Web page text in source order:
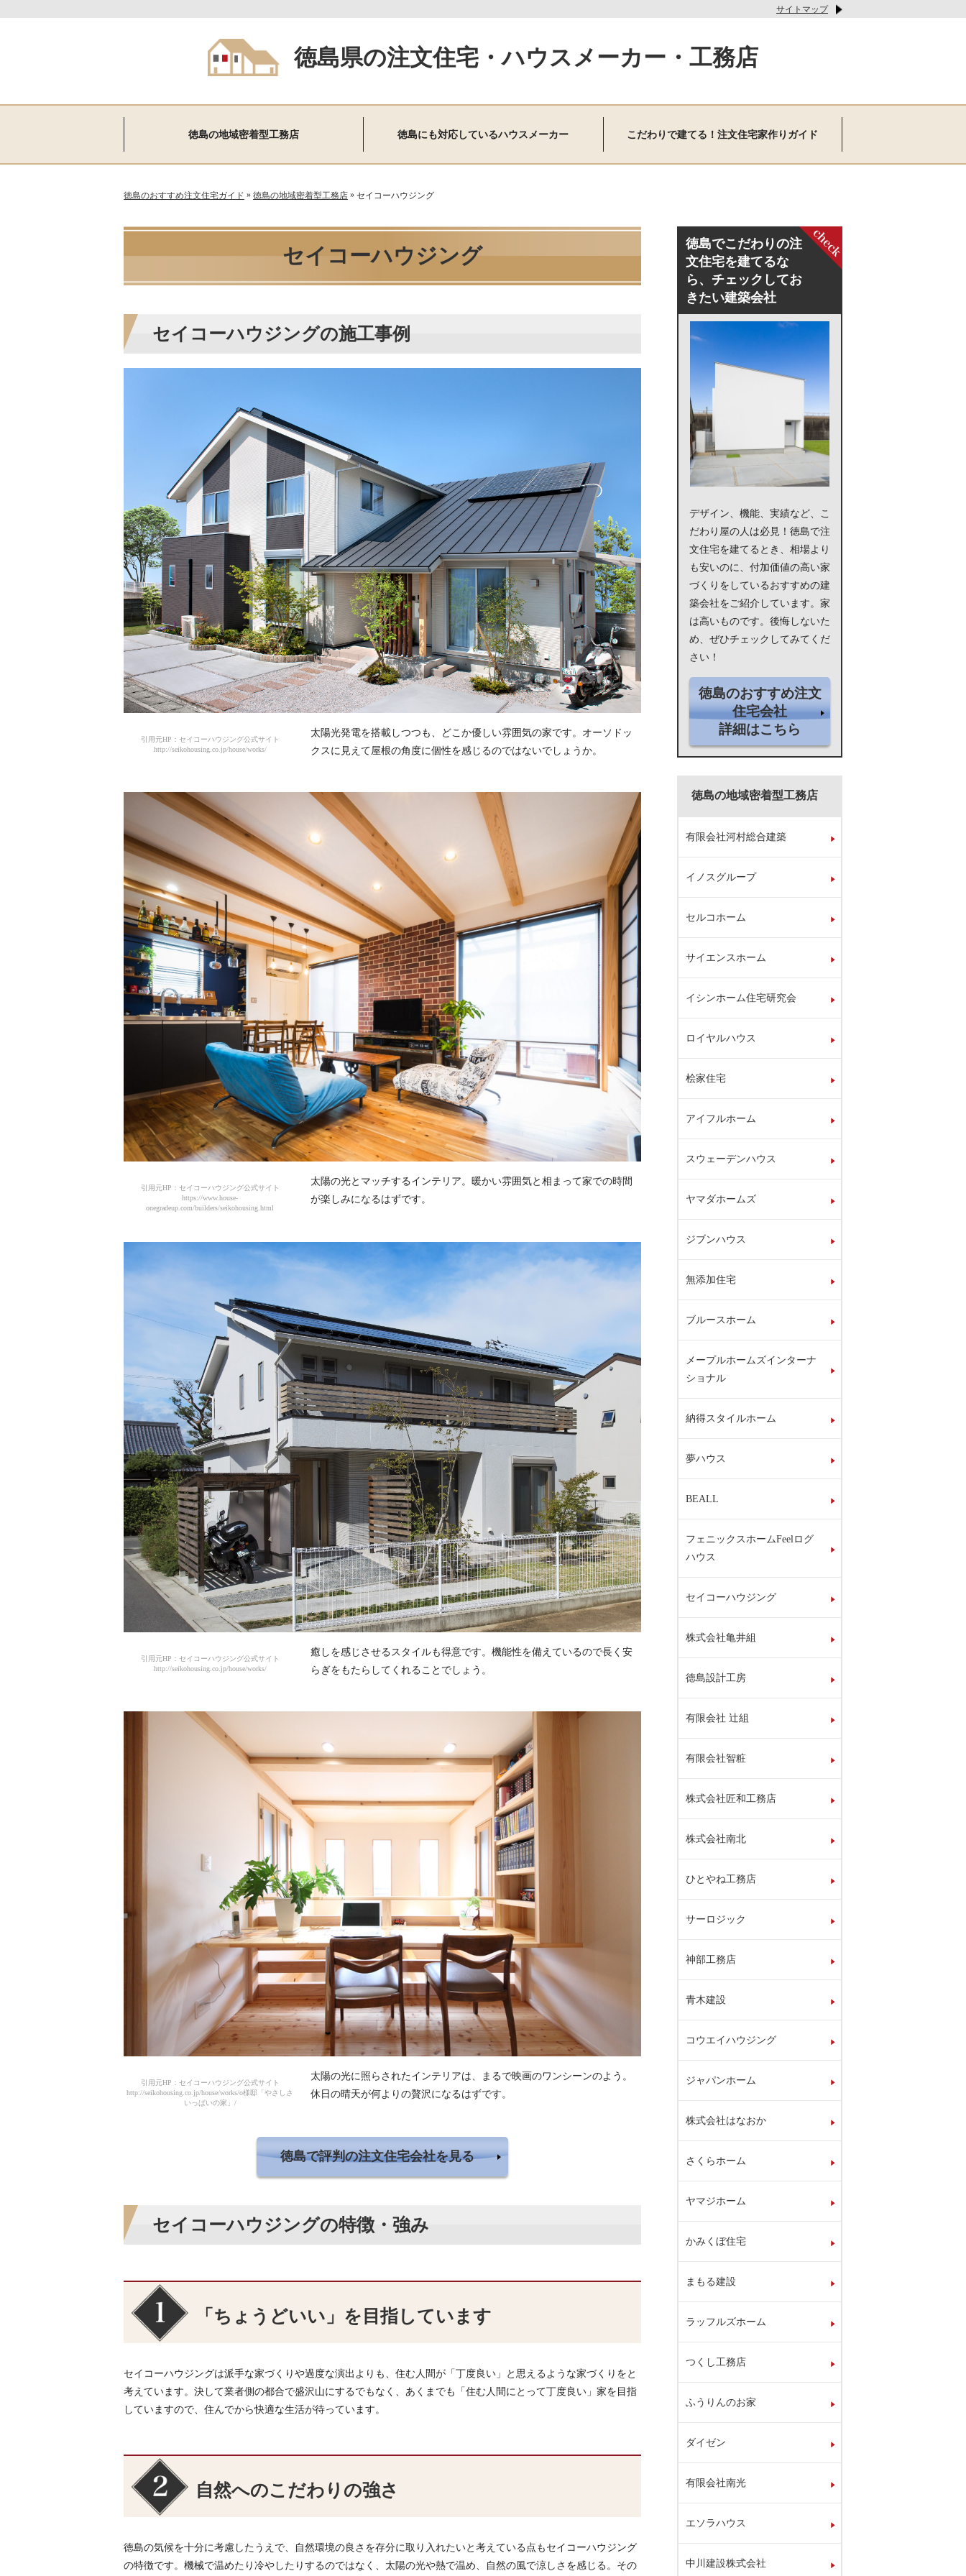
徳島県の注文住宅・ハウスメーカー・工務店
サイトマップ
徳島の地域密着型工務店 徳島にも対応しているハウスメーカー こだわりで建てる！注文住宅家作りガイド
徳島のおすすめ注文住宅ガイド » 徳島の地域密着型工務店 » セイコーハウジング
セイコーハウジング
セイコーハウジングの施工事例
引用元HP：セイコーハウジング公式サイト
http://seikohousing.co.jp/house/works/
太陽光発電を搭載しつつも、どこか優しい雰囲気の家です。オーソドッ
クスに見えて屋根の角度に個性を感じるのではないでしょうか。
引用元HP：セイコーハウジング公式サイト
https://www.house-
onegradeup.com/builders/seikohousing.html
太陽の光とマッチするインテリア。暖かい雰囲気と相まって家での時間
が楽しみになるはずです。
引用元HP：セイコーハウジング公式サイト
http://seikohousing.co.jp/house/works/
癒しを感じさせるスタイルも得意です。機能性を備えているので長く安
らぎをもたらしてくれることでしょう。
引用元HP：セイコーハウジング公式サイト
http://seikohousing.co.jp/house/works/o様邸「やさしさ
いっぱいの家」/
太陽の光に照らされたインテリアは、まるで映画のワンシーンのよう。
休日の晴天が何よりの贅沢になるはずです。
徳島で評判の注文住宅会社を見る
セイコーハウジングの特徴・強み
「ちょうどいい」を目指しています
セイコーハウジングは派手な家づくりや過度な演出よりも、住む人間が「丁度良い」と思えるような家づくりをと
考えています。決して業者側の都合で盛沢山にするでもなく、あくまでも「住む人間にとって丁度良い」家を目指
していますので、住んでから快適な生活が待っています。
自然へのこだわりの強さ
徳島の気候を十分に考慮したうえで、自然環境の良さを存分に取り入れたいと考えている点もセイコーハウジング
の特徴です。機械で温めたり冷やしたりするのではなく、太陽の光や熱で温め、自然の風で涼しさを感じる。その
徳島でこだわりの注
文住宅を建てるな
ら、チェックしてお
きたい建築会社
デザイン、機能、実績など、こ
だわり屋の人は必見！徳島で注
文住宅を建てるとき、相場より
も安いのに、付加価値の高い家
づくりをしているおすすめの建
築会社をご紹介しています。家
は高いものです。後悔しないた
め、ぜひチェックしてみてくだ
さい！
徳島のおすすめ注文
住宅会社
詳細はこちら
徳島の地域密着型工務店
有限会社河村総合建築
イノスグループ
セルコホーム
サイエンスホーム
イシンホーム住宅研究会
ロイヤルハウス
桧家住宅
アイフルホーム
スウェーデンハウス
ヤマダホームズ
ジブンハウス
無添加住宅
ブルースホーム
メープルホームズインターナ
ショナル
納得スタイルホーム
夢ハウス
BEALL
フェニックスホームFeelログ
ハウス
セイコーハウジング
株式会社亀井組
徳島設計工房
有限会社 辻組
有限会社智粧
株式会社匠和工務店
株式会社南北
ひとやね工務店
サーロジック
神部工務店
青木建設
コウエイハウジング
ジャパンホーム
株式会社はなおか
さくらホーム
ヤマジホーム
かみくぼ住宅
まもる建設
ラッフルズホーム
つくし工務店
ふうりんのお家
ダイゼン
有限会社南光
エソラハウス
中川建設株式会社